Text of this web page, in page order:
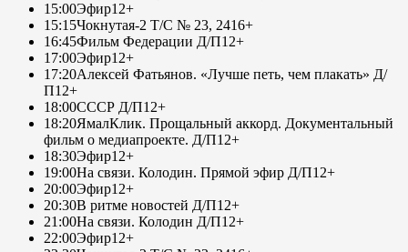
15:00Эфир12+
15:15Чокнутая-2 Т/С № 23, 2416+
16:45Фильм Федерации Д/П12+
17:00Эфир12+
17:20Алексей Фатьянов. «Лучше петь, чем плакать» Д/
П12+
18:00СССР Д/П12+
18:20ЯмалКлик. Прощальный аккорд. Документальный
фильм о медиапроекте. Д/П12+
18:30Эфир12+
19:00На связи. Колодин. Прямой эфир Д/П12+
20:00Эфир12+
20:30В ритме новостей Д/П12+
21:00На связи. Колодин Д/П12+
22:00Эфир12+